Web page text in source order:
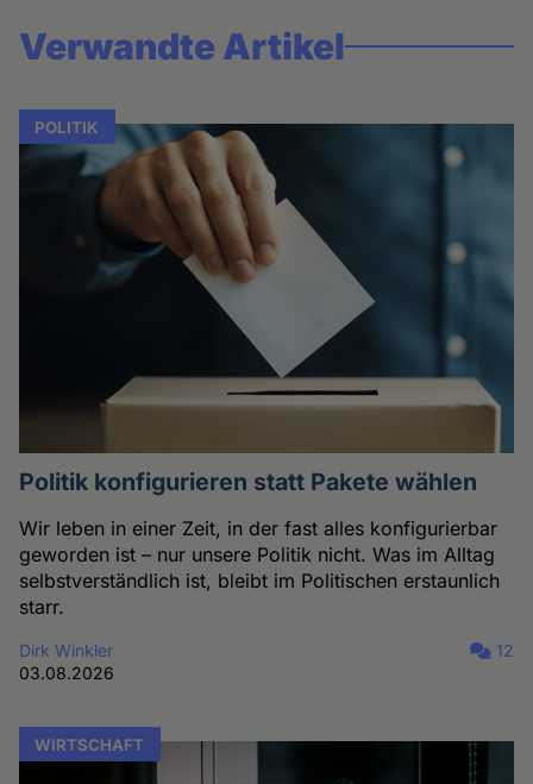
Verwandte Artikel
POLITIK
Politik konfigurieren statt Pakete wählen
Wir leben in einer Zeit, in der fast alles konfigurierbar
geworden ist – nur unsere Politik nicht. Was im Alltag
selbstverständlich ist, bleibt im Politischen erstaunlich
starr.
Dirk Winkler
03.08.2026
12
WIRTSCHAFT